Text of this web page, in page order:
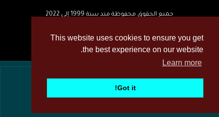
This website uses cookies to ensure you get
the best experience on our website.
Learn more
Got it!
جميع الحقوق محفوظة مند سنة 1999 إلى 2022
STUDIO AGDZ MEDIA
Contact Us